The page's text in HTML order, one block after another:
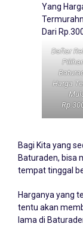
Daftar
Harga
Bagi Kita yang
Baturaden, bisa
tempat tinggal
Harganya yang
tentu akan
lama di